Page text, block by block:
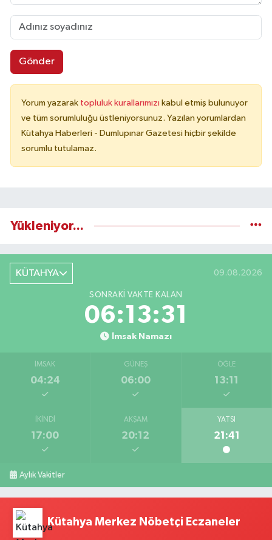
Gönder
Yorum yazarak topluluk kurallarımızı kabul etmiş bulunuyor
ve tüm sorumluluğu üstleniyorsunuz. Yazılan yorumlardan
Kütahya Haberleri - Dumlupınar Gazetesi hiçbir şekilde
sorumlu tutulamaz.
Yükleniyor...
KÜTAHYA 09.08.2026
SONRAKI VAKTE KALAN
06:13:30
İmsak Namazı
İMSAK
04:24
GÜNEŞ
06:00
ÖĞLE
13:11
İKINDI
17:00
AKŞAM
20:12
YATSI
21:41
Aylık Vakitler
Kütahya Merkez Nöbetçi Eczaneler